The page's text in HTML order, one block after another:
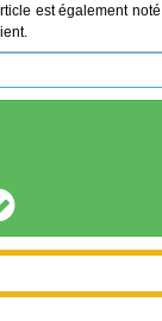
est également noté